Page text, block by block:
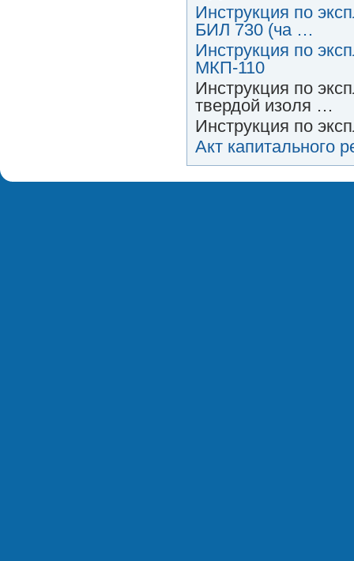
Инструкция по
БИЛ 730 (ча …
Инструкция по
МКП-110
Инструкция по
твердой изоля …
Инструкция по
Акт капитального